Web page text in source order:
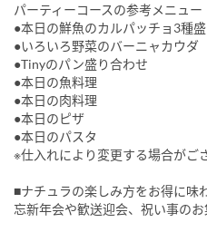
パーティーコースの参考メニュー
●本日の鮮魚のカルパッチョ3種盛
●いろいろ野菜のバーニャカウダ
●Tinyのパン盛り合わせ
●本日の魚料理
●本日の肉料理
●本日のピザ
●本日のパスタ
※仕入れにより変更する場合がご
■ナチュラの楽しみ方をお得に味
忘新年会や歓送迎会、祝い事のお